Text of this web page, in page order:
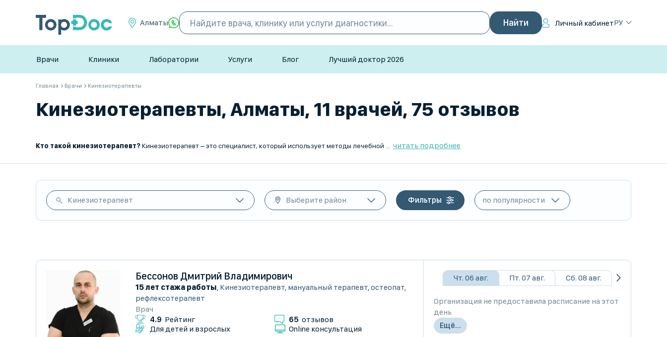
Алматы Личный кабинетРУ
Врачи Клиники Лаборатории Услуги Блог Лучший доктор 2026
Главная Врачи Кинезиотерапевты
Кинезиотерапевты, Алматы, 11 врачей, 75 отзывов
Кто такой кинезиотерапевт?Кинезиотерапевт – это специалист, который использует методы лечебной физкультуры и движения для восстановления здоровья, улучшения подвижности и устранения болевых синдромов. Он помогает пациентам с заболеваниями опорно-двигательного аппарата, нарушениями осанки и после травм или операций. читать подробнее
Кинезиотерапевт Выберите район Фильтры
Бессонов Дмитрий Владимирович
15 лет стажа работы, Кинезиотерапевт, мануальный терапевт,остеопат,
рефлексотерапевт
Врач
4.9 Рейтинг 65 отзывов
Для детей и взрослых
Online консультация
Чт. 06 авг. Пт. 07 авг. Сб. 08 авг.
Организация не предоставила расписание на этот
день
Ещё...